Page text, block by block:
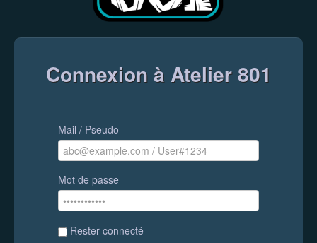
Connexion à Atelier 801
Mail / Pseudo
Mot de passe
Rester connecté